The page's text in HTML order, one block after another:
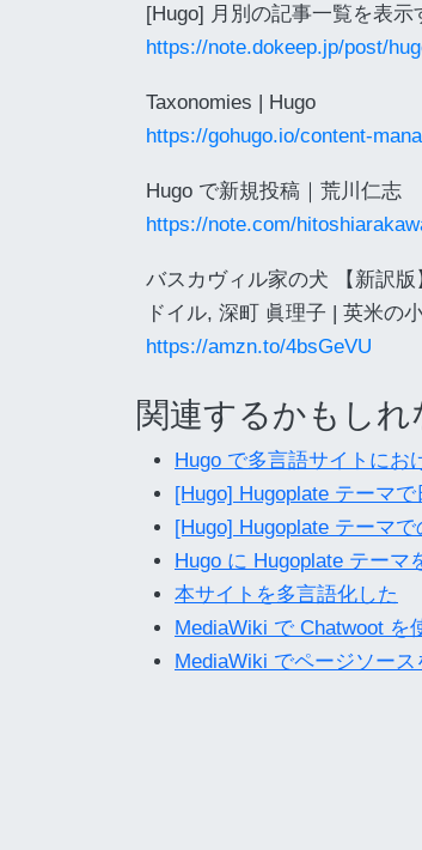
[Hugo] 月別の記事一覧を表示
https://note.dokeep.jp/post/
Taxonomies | Hugo
https://gohugo.io/content-
Hugo で新規投稿｜荒川仁志
https://note.com/
バスカヴィル家の犬 【新訳
ドイル, 深町 眞理子 | 英米の
https://amzn.to/4bsGeVU
関連するかもしれ
Hugo で多言語サイトにお
[Hugo] Hugoplate テーマ
[Hugo] Hugoplate テーマ
Hugo に Hugoplate テーマ
本サイトを多言語化した
MediaWiki で Chatwoot を
MediaWiki でページソー